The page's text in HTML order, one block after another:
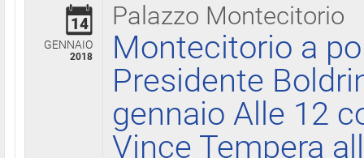
Palazzo Montecitorio
14
GENNAIO
2018
Montecitorio a
Presidente
gennaio Alle 12
Vince Tempera